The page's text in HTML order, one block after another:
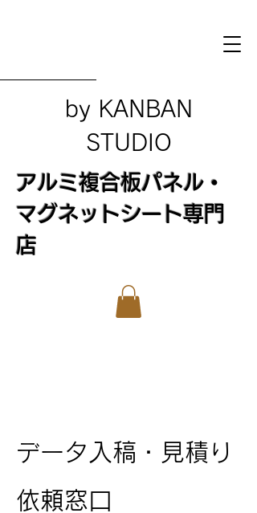
​by KANBAN
STUDIO
アルミ複合板パネル・
マグネットシート専門
店
データ入稿・見積り
依頼窓口